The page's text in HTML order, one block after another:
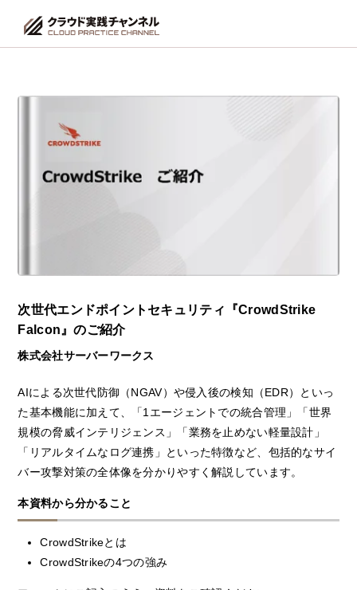
次世代エンドポイントセキュリティ『CrowdStrike
Falcon』のご紹介
株式会社サーバーワークス
AIによる次世代防御（NGAV）や侵入後の検知（EDR）といっ
た基本機能に加えて、「1エージェントでの統合管理」「世界
規模の脅威インテリジェンス」「業務を止めない軽量設計」
「リアルタイムなログ連携」といった特徴など、包括的なサイ
バー攻撃対策の全体像を分かりやすく解説しています。
本資料から分かること
CrowdStrikeとは
CrowdStrikeの4つの強み